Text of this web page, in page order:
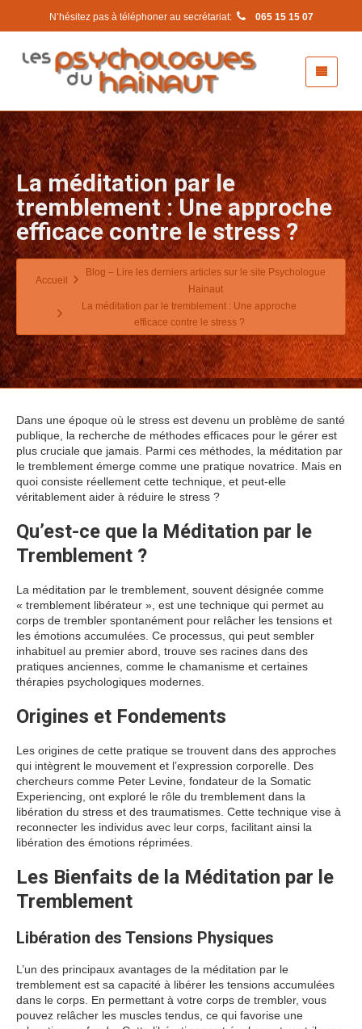
N’hésitez pas à téléphoner au secrétariat: 065 15 15 07
La méditation par le
tremblement : Une approche
efficace contre le stress ?
Accueil
Blog – Lire les derniers articles sur le site Psychologue
Hainaut
La méditation par le tremblement : Une approche
efficace contre le stress ?
Dans une époque où le stress est devenu un problème de santé
publique, la recherche de méthodes efficaces pour le gérer est
plus cruciale que jamais. Parmi ces méthodes, la méditation par
le tremblement émerge comme une pratique novatrice. Mais en
quoi consiste réellement cette technique, et peut-elle
véritablement aider à réduire le stress ?
Qu’est-ce que la Méditation par le
Tremblement ?
La méditation par le tremblement, souvent désignée comme
« tremblement libérateur », est une technique qui permet au
corps de trembler spontanément pour relâcher les tensions et
les émotions accumulées. Ce processus, qui peut sembler
inhabituel au premier abord, trouve ses racines dans des
pratiques anciennes, comme le chamanisme et certaines
thérapies psychologiques modernes.
Origines et Fondements
Les origines de cette pratique se trouvent dans des approches
qui intègrent le mouvement et l’expression corporelle. Des
chercheurs comme Peter Levine, fondateur de la Somatic
Experiencing, ont exploré le rôle du tremblement dans la
libération du stress et des traumatismes. Cette technique vise à
reconnecter les individus avec leur corps, facilitant ainsi la
libération des émotions réprimées.
Les Bienfaits de la Méditation par le
Tremblement
Libération des Tensions Physiques
L’un des principaux avantages de la méditation par le
tremblement est sa capacité à libérer les tensions accumulées
dans le corps. En permettant à votre corps de trembler, vous
pouvez relâcher les muscles tendus, ce qui favorise une